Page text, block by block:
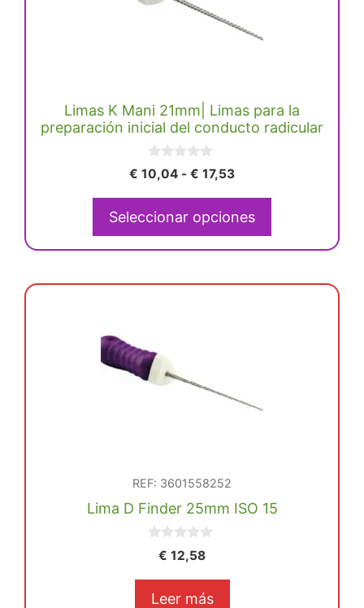
Limas K Mani 21mm| Limas para la
preparación inicial del conducto radicular
0
d
€ 10,04 - € 17,53Rango
precios:
€ 10,04
€ 17,53
Seleccionar opciones
pueden
elegir
REF: 3601558252
Lima D Finder 25mm ISO 15
€ 12,58
Leer más